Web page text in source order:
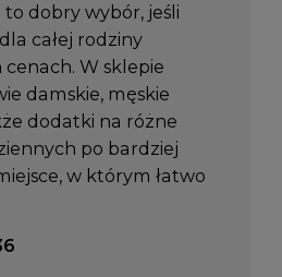
dobry wybór, jeśli
całej rodziny
W sklepie
damskie, męskie
dodatki na różne
po bardziej
w którym łatwo